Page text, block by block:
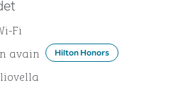
Fi
avain
Hilton Honors